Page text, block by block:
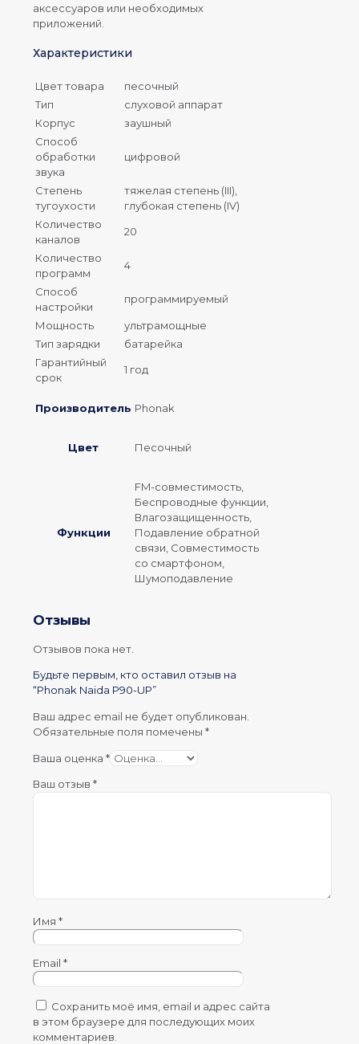
аксессуаров или необходимых
приложений.
Характеристики
Цвет товара
песочный
Тип
слуховой аппарат
Корпус
заушный
Способ
обработки
звука
цифровой
Степень
тугоухости
тяжелая степень (III),
глубокая степень (IV)
Количество
каналов
20
Количество
программ
4
Способ
настройки
программируемый
Мощность
ультрамощные
Тип зарядки
батарейка
Гарантийный
срок
1 год
Производитель Phonak
Цвет Песочный
Функции
FM-совместимость,
Беспроводные функции,
Влагозащищенность,
Подавление обратной
связи, Совместимость
со смартфоном,
Шумоподавление
Отзывы
Отзывов пока нет.
Будьте первым, кто оставил отзыв на
“Phonak Naida P90-UP”
Ваш адрес email не будет опубликован.
Обязательные поля помечены *
Ваша оценка *
Ваш отзыв *
Имя *
Email *
Сохранить моё имя, email и адрес сайта
в этом браузере для последующих моих
комментариев.